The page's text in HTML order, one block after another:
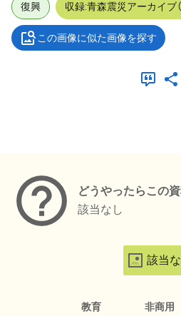
復興 収録:青森震災アーカイブ（
この画像に似た画像を探す
どうやったらこの
該当なし
該当
教育 非商用